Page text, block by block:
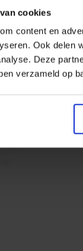
cookies
content en
Ook delen
Deze
verzameld op
CPR 5-01
CPR501